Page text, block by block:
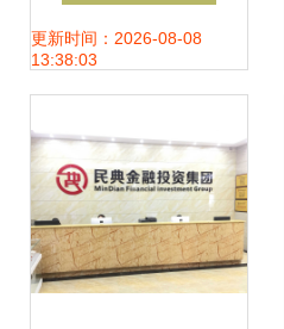
及兼并重组全景洞
更新时间：2026-08-08
13:38:03